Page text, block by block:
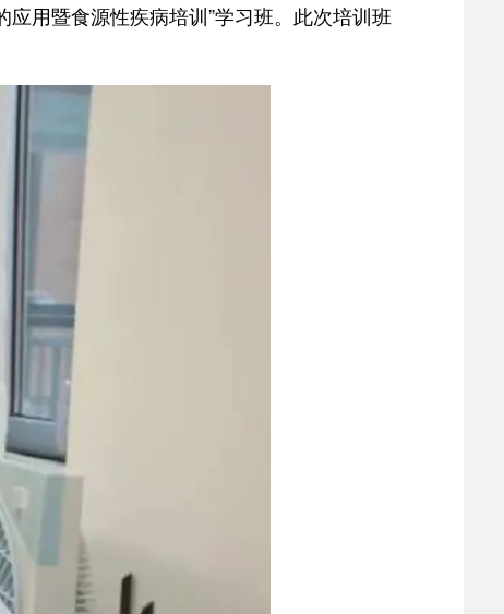
用暨食源性疾病培训”学习班。此次培训班